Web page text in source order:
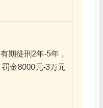
有期徒刑2年-5年，
罚金8000元-3万元